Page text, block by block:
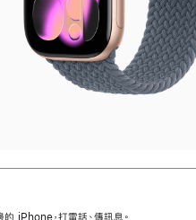
iPhone，打電話、傳訊息。